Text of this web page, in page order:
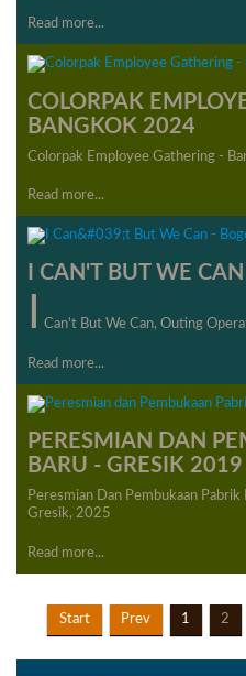
Read more...
COLORPAK
BANGKOK 2024
Colorpak Employee Gathering -
Read more...
I CAN'T BUT WE
Can't But We Can, Outing
Read more...
PERESMIAN DAN
BARU - GRESIK 2019
Peresmian Dan Pembukaan
Gresik, 2025
Read more...
Start Prev 1 2